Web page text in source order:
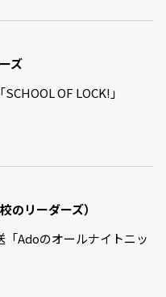
ズ
OF LOCK!」
のリーダーズ）
「Adoのオールナイトニッ